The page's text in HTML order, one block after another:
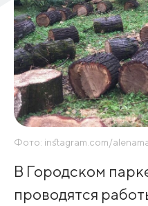
Фото: instagram.com/
В Городском
проводятся